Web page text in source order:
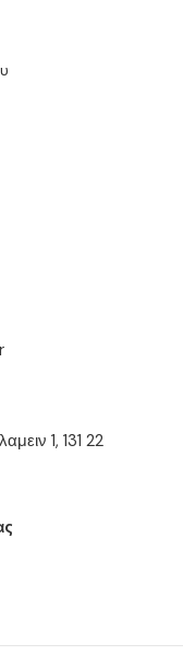
1, 131 22